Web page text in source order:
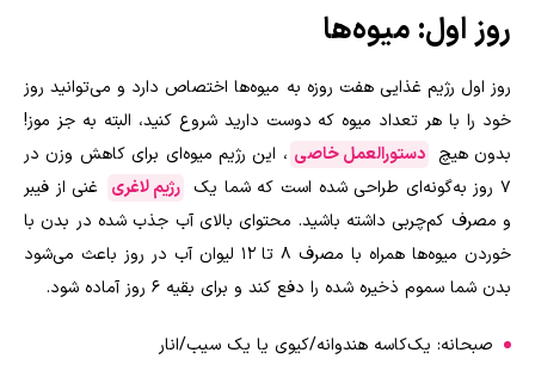
روز اول: میوه‌ها
روز اول رژیم غذایی هفت روزه به میوه‌ها اختصاص دارد و می‌توانید روز
خود را با هر تعداد میوه که دوست دارید شروع کنید، البته به جز موز!
بدون هیچ دستورالعمل خاصی ، این رژیم میوه‌ای برای کاهش وزن در
7 روز به‌گونه‌ای طراحی شده است که شما یک
رژیم لاغری غنی از فیبر
و مصرف کم‌چربی داشته باشید. محتوای بالای آب جذب شده در بدن با
خوردن میوه‌ها همراه با مصرف 8 تا 12 لیوان آب در روز باعث می‌شود
بدن شما سموم ذخیره شده را دفع کند و برای بقیه 6 روز آماده شود
.
صبحانه: یک‌کاسه هندوانه/کیوی یا یک سیب/انار